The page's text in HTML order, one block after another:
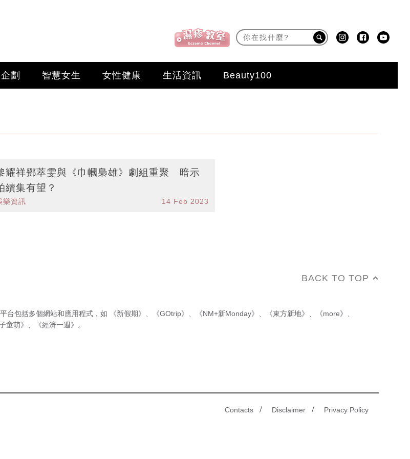
劃 智慧女生 女性健康 生活資訊 Beauty100
耀祥鄧萃雯與《巾幗梟雄》劇組重聚 暗示
續集有望？
樂資訊 14 Feb 2023
BACK TO TOP
台包括多個網站和應用程式，如 《新假期》 、 《GOtrip》 、 《NM+新Monday》 、 《東方新地》 、 《more》 、
童萌》 、 《經濟一週》 。
Contacts / Disclaimer / Privacy Policy